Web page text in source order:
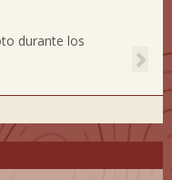
durante los